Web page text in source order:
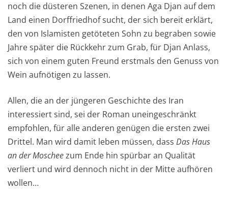
noch die düsteren Szenen, in denen Aga Djan auf dem
Land einen Dorffriedhof sucht, der sich bereit erklärt,
den von Islamisten getöteten Sohn zu begraben sowie
Jahre später die Rückkehr zum Grab, für Djan Anlass,
sich von einem guten Freund erstmals den Genuss von
Wein aufnötigen zu lassen.
Allen, die an der jüngeren Geschichte des Iran
interessiert sind, sei der Roman uneingeschränkt
empfohlen, für alle anderen genügen die ersten zwei
Drittel. Man wird damit leben müssen, dass Das Haus
an der Moscheezum Ende hin spürbar an Qualität
verliert und wird dennoch nicht in der Mitte aufhören
wollen…